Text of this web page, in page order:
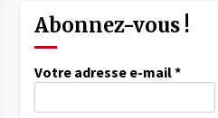
Abonnez-vous !
Votre adresse e-mail*